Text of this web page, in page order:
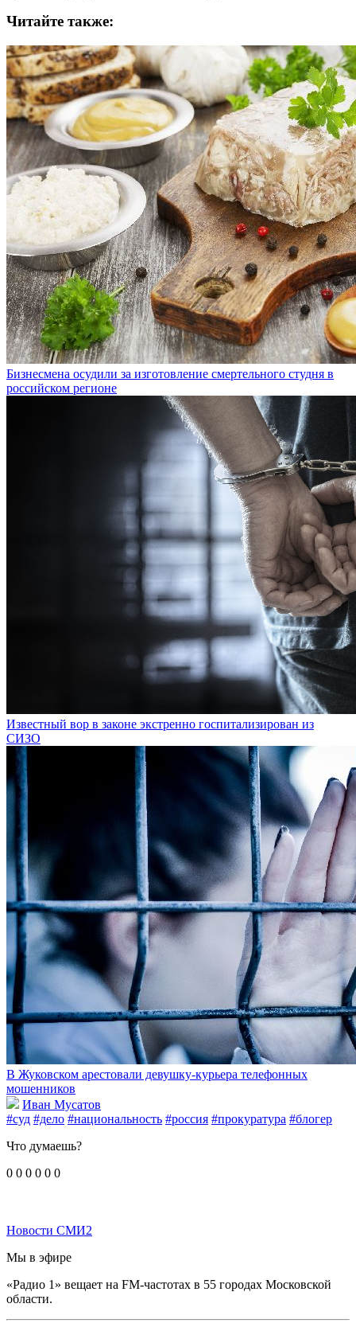
Читайте также:
Бизнесмена осудили за изготовление смертельного студня в
российском регионе
Известный вор в законе экстренно госпитализирован из
СИЗО
В Жуковском арестовали девушку-курьера телефонных
мошенников
Иван Мусатов
#суд #дело #национальность #россия #прокуратура #блогер
Что думаешь?
0 0 0 0 0 0
Новости СМИ2
Мы в эфире
«Радио 1» вещает на FM-частотах в 55 городах Московской
области.